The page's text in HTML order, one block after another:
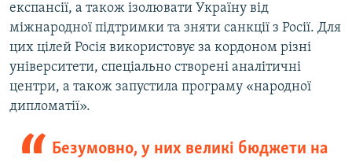
експансії, а також ізолювати Україну від
міжнародної підтримки та зняти санкції з Росії. Для
цих цілей Росія використовує за кордоном різні
університети, спеціально створені аналітичні
центри, а також запустила програму «народної
дипломатії».
Безумовно, у них великі бюджети на